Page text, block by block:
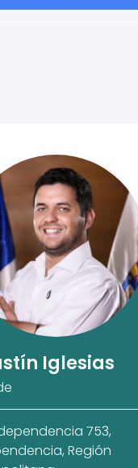
Iglesias
753,
Región